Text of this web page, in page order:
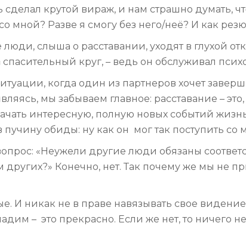
крутой вираж, и нам страшно думать,
со мной? Разве я смогу без него/неё? И как
слыша о расставании, уходят в глухой
спасительный круг, – ведь он обслуживал
когда один из партнеров хочет
мы забываем главное: расставание –
интересную, полную новых событий
обиды: ну как он мог так поступить со
«Неужели другие люди обязаны
других?» Конечно, нет. Так почему же мы
И никак не в праве навязывать свое
– это прекрасно. Если же нет, то ничего